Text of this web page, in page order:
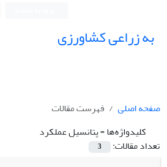
به زراعی کشاورزی
صفحه اصلی
فهرست مقالات
کلیدواژه‌ها =پتانسیل عملکرد
تعداد مقالات:
3